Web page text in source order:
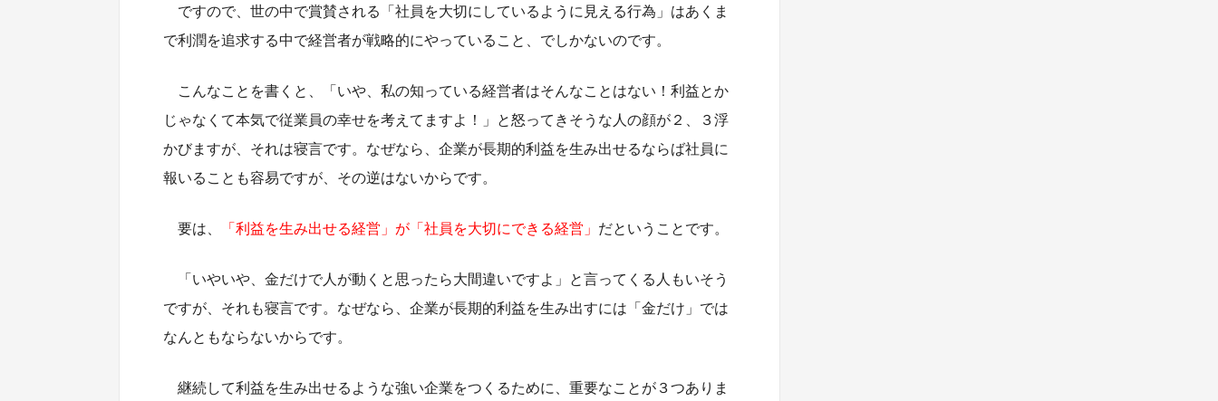
ですので、世の中で賞賛される「社員を大切にしているように見える行為」はあくま
で利潤を追求する中で経営者が戦略的にやっていること、でしかないのです。
こんなことを書くと、「いや、私の知っている経営者はそんなことはない！利益とか
じゃなくて本気で従業員の幸せを考えてますよ！」と怒ってきそうな人の顔が２、３浮
かびますが、それは寝言です。なぜなら、企業が長期的利益を生み出せるならば社員に
報いることも容易ですが、その逆はないからです。
要は、 「利益を生み出せる経営」が「社員を大切にできる経営」 だということです。
「いやいや、金だけで人が動くと思ったら大間違いですよ」と言ってくる人もいそう
ですが、それも寝言です。なぜなら、企業が長期的利益を生み出すには「金だけ」では
なんともならないからです。
継続して利益を生み出せるような強い企業をつくるために、重要なことが３つありま